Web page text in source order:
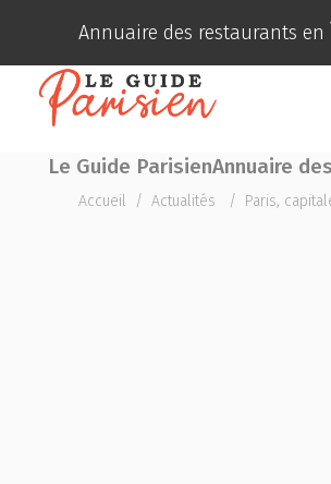
Annuaire des restaurants en
Le Guide ParisienAnnuaire
Accueil / Actualités / Paris,